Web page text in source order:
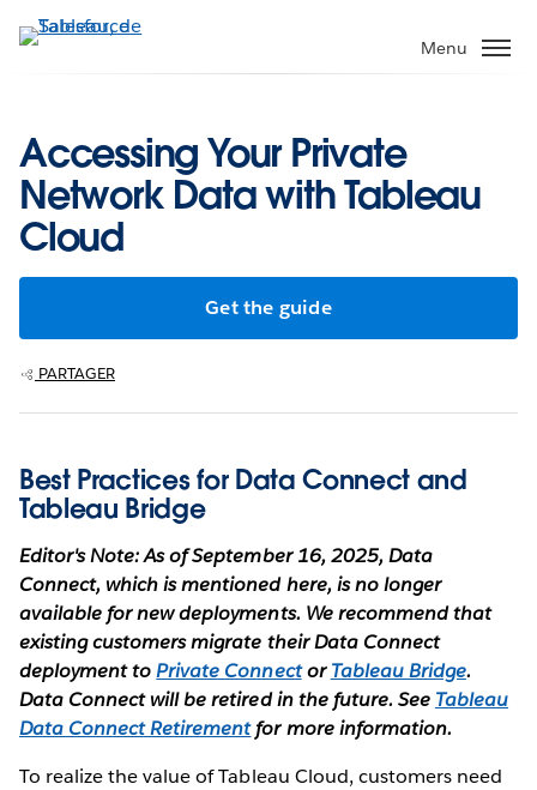
Aller
au
Menu
Accessing Your Private
Network Data with Tableau
Cloud
Get the guide
PARTAGER
Best Practices for Data Connect and
Tableau Bridge
Editor's Note: As of September 16, 2025, Data
Connect, which is mentioned here, is no longer
available for new deployments. We recommend that
existing customers migrate their Data Connect
deployment toPrivate ConnectorTableau Bridge.
Data Connect will be retired in the future. See Tableau
Data Connect Retirementfor more information.
To realize the value of Tableau Cloud, customers need